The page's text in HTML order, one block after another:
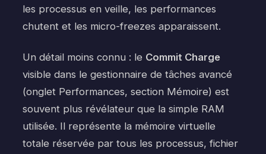
les processus en veille, les performances
chutent et les micro-freezes apparaissent.
Un détail moins connu : le Commit Charge
visible dans le gestionnaire de tâches avancé
(onglet Performances, section Mémoire) est
souvent plus révélateur que la simple RAM
utilisée. Il représente la mémoire virtuelle
totale réservée par tous les processus, fichier